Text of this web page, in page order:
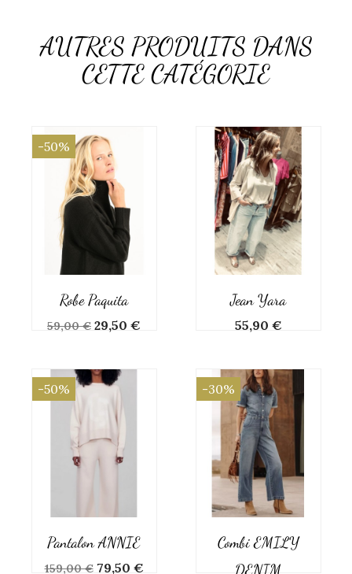
AUTRES PRODUITS DANS
CETTE CATÉGORIE
Robe Paquita
Prix
59,00 € Prix
29,50 €
-50%
Jean Yara
Prix
55,90 €
Pantalon ANNIE
Prix
159,00 € Prix
79,50 €
-50%
Combi EMILY
DENIM
-30%